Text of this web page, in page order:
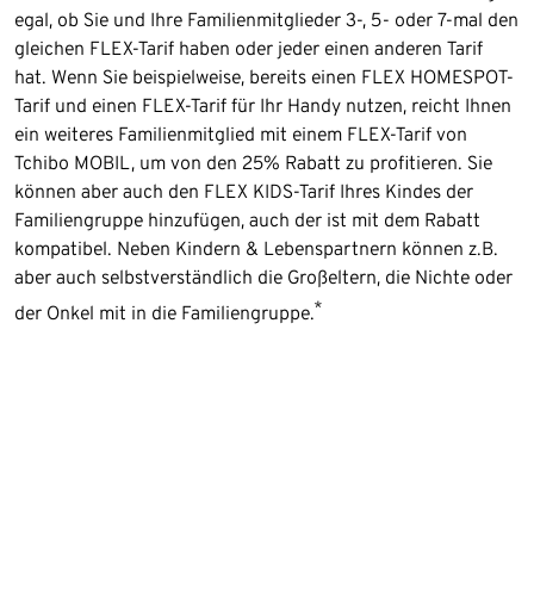
egal, ob Sie und Ihre Familienmitglieder 3-, 5- oder 7-mal den
gleichen FLEX-Tarif haben oder jeder einen anderen Tarif
hat. Wenn Sie beispielweise, bereits einen FLEX HOMESPOT-
Tarif und einen FLEX-Tarif für Ihr Handy nutzen, reicht Ihnen
ein weiteres Familienmitglied mit einem FLEX-Tarif von
Tchibo MOBIL, um von den 25% Rabatt zu profitieren. Sie
können aber auch den FLEX KIDS-Tarif Ihres Kindes der
Familiengruppe hinzufügen, auch der ist mit dem Rabatt
kompatibel. Neben Kindern & Lebenspartnern können z.B.
aber auch selbstverständlich die Großeltern, die Nichte oder
der Onkel mit in die Familiengruppe.*